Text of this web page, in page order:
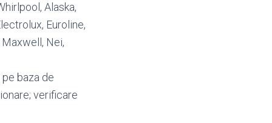
Alaska,
Euroline,
Maxwell, Nei,
baza de
verificare